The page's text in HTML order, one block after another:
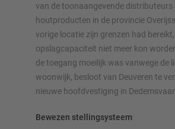
van de toonaangevende distributeurs
houtproducten in de provincie
vorige locatie zijn grenzen had
opslagcapaciteit niet meer kon
de toegang moeilijk was vanwege de
woonwijk, besloot van Deuveren te
nieuwe hoofdvestiging in
Bewezen stellingsysteem
Plan uw stellingsysteem individueel met
– inclusief directe aanvraag